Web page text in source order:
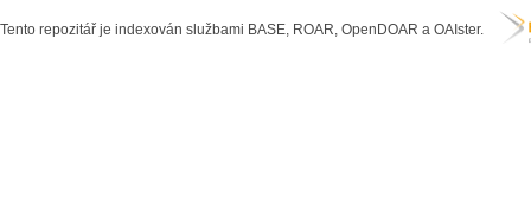
Tento repozitář je indexován službami BASE, ROAR, OpenDOAR a OAIster.